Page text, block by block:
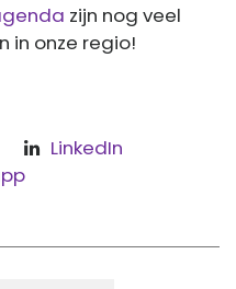
zijn nog veel
in onze regio!
LinkedIn